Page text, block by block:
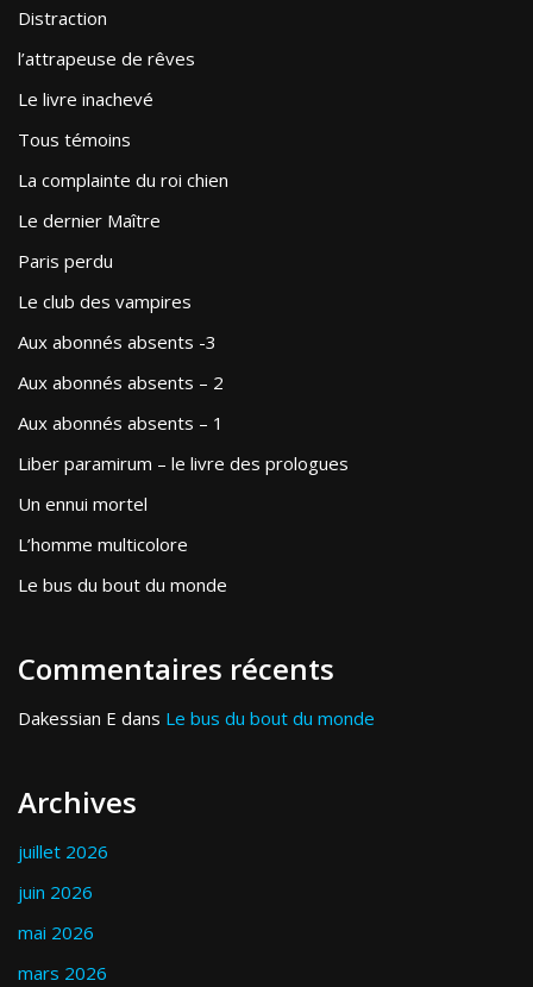
Distraction
l’attrapeuse de rêves
Le livre inachevé
Tous témoins
La complainte du roi chien
Le dernier Maître
Paris perdu
Le club des vampires
Aux abonnés absents -3
Aux abonnés absents – 2
Aux abonnés absents – 1
Liber paramirum – le livre des prologues
Un ennui mortel
L’homme multicolore
Le bus du bout du monde
Commentaires récents
Dakessian E dans Le bus du bout du monde
Archives
juillet 2026
juin 2026
mai 2026
mars 2026